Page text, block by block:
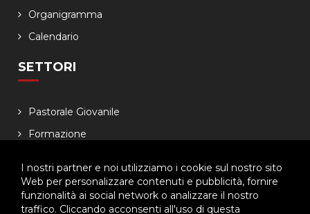
I nostri partner e noi utilizziamo i cookie sul nostro sito
Web per personalizzare contenuti e pubblicità, fornire
funzionalità ai social network o analizzare il nostro
traffico. Cliccando acconsenti all'uso di questa
Organigramma
Calendario
SETTORI
Pastorale Giovanile
Formazione
Economia
NEWSLETTER